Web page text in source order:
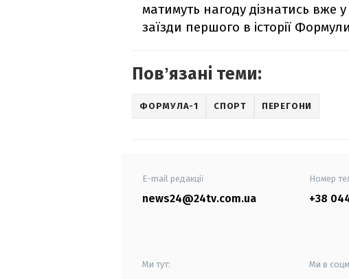
матимуть нагоду дізнатись вже
заїзди першого в історії
Повʼязані теми:
ФОРМУЛА-1 СПОРТ ПЕРЕГОНИ
E-mail редакції
news24@24tv.com.ua
Номер
+38
Ми тут: Ми в